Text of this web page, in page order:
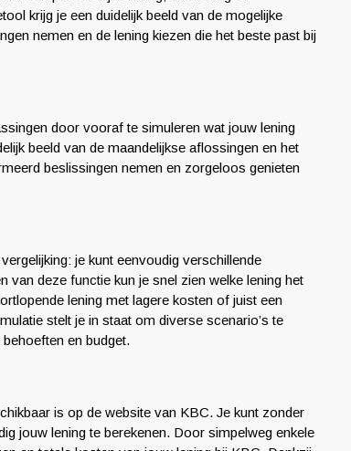
krijg je een duidelijk beeld van de mogelijke
nemen en de lening kiezen die het beste past bij
door vooraf te simuleren wat jouw lening
beeld van de maandelijkse aflossingen en het
beslissingen nemen en zorgeloos genieten
je kunt eenvoudig verschillende
van deze functie kun je snel zien welke lening het
lening met lagere kosten of juist een
stelt je in staat om diverse scenario’s te
en budget.
is op de website van KBC. Je kunt zonder
jouw lening te berekenen. Door simpelweg enkele